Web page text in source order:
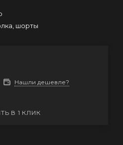
шорты
Нашли дешевле?
В 1 КЛИК